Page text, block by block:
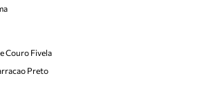
Couro Fivela
Preto